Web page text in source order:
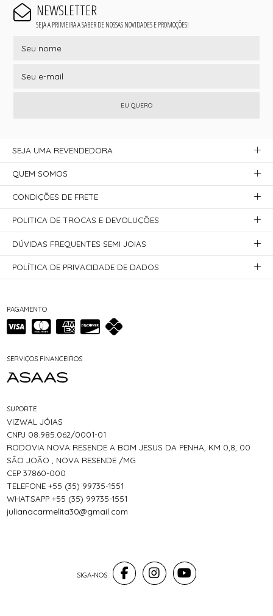
NEWSLETTER
SEJA A PRIMEIRA A SABER DE NOSSAS NOVIDADES E PROMOÇÕES!
EU QUERO
PAGAMENTO
SERVIÇOS FINANCEIROS
SUPORTE
VIZWAL JÓIAS
CNPJ 08.985.062/0001-01
RODOVIA NOVA RESENDE A BOM JESUS DA PENHA, KM 0,8, 00
SÃO JOÃO , NOVA RESENDE /MG
CEP 37860-000
TELEFONE +55 (35) 99735-1551
WHATSAPP +55 (35) 99735-1551
julianacarmelita30@gmail.com
SEJA UMA REVENDEDORA
QUEM SOMOS
CONDIÇÕES DE FRETE
POLITICA DE TROCAS E DEVOLUÇÕES
DÚVIDAS FREQUENTES SEMI JOIAS
POLÍTICA DE PRIVACIDADE DE DADOS